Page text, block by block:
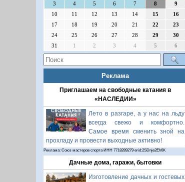
3
4 5 6 7 8
9
10
11 12 13 14 15
16
17
18 19 20 21 22
23
24
25 26 27 28 29
30
31
1 2 3 4 5 6
Реклама
Приглашаем на свободные катания в
«НАСЛЕДИИ»
Лето в разгаре, а у нас на льду
всегда свежо и комфортно.
Самое время сменить зной на
прохладу и провести выходные активно!
Реклама: Союз мастеров спорта ИНН 7718289279 erid:2SDnje2Eh6K
Дачные дома, гаражи, бытовки
Изготовление дачных и гостевых